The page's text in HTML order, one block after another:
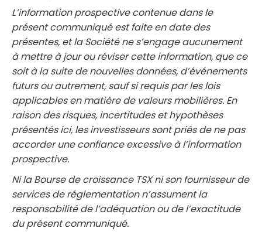
L’information prospective contenue dans le
présent communiqué est faite en date des
présentes, et la Société ne s’engage aucunement
à mettre à jour ou réviser cette information, que ce
soit à la suite de nouvelles données, d’événements
futurs ou autrement, sauf si requis par les lois
applicables en matière de valeurs mobilières. En
raison des risques, incertitudes et hypothèses
présentés ici, les investisseurs sont priés de ne pas
accorder une confiance excessive à l’information
prospective.
Ni la Bourse de croissance TSX ni son fournisseur de
services de réglementation n’assument la
responsabilité de l’adéquation ou de l’exactitude
du présent communiqué.